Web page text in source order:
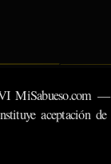
—
aceptación